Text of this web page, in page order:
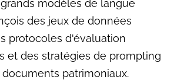
modèles de langue
des jeux de données
protocoles d'évaluation
et des stratégies de prompting
patrimoniaux.